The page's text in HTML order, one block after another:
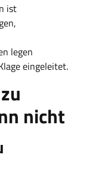
ist
legen
eingeleitet.
nicht